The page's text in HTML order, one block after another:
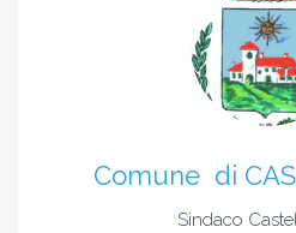
Comune di
Sindaco